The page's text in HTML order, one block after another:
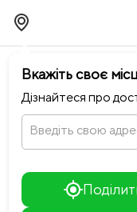
Вкажіть своє
Дізнайтеся про
Введіть свою
chevron_leftПовернутися до